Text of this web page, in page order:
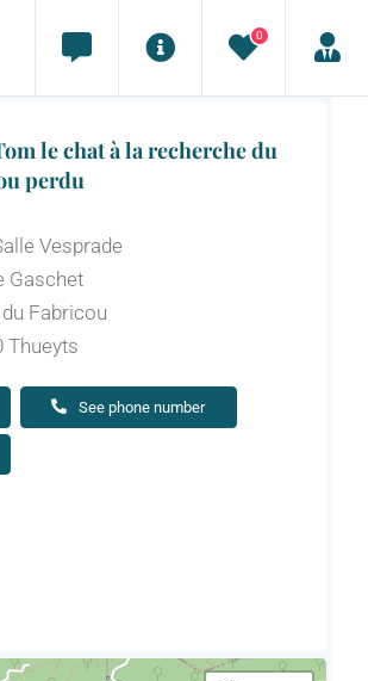
0
le chat à la recherche du
perdu
Vesprade
Gaschet
Fabricou
Thueyts
See phone number